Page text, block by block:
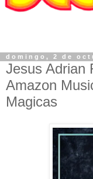
domingo, 2 de
Jesus Adrian
Amazon
Magicas